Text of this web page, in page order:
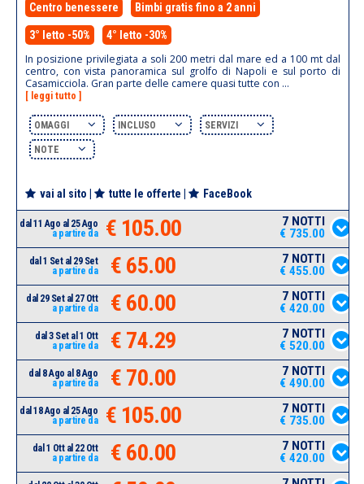
Centro benessere Bimbi gratis fino a 2 anni
3° letto -50% 4° letto -30%
In posizione privilegiata a soli 200 metri dal mare ed a 100 mt dal
centro, con vista panoramica sul grolfo di Napoli e sul porto di
Casamicciola. Gran parte delle camere quasi tutte con ...
[ leggi tutto ]
OMAGGI INCLUSO SERVIZI
NOTE
vai al sito tutte le offerte FaceBook
dal 11 Ago al 25 Ago
a partire da
€ 105.00
7 NOTTI
€ 735.00
dal 1 Set al 29 Set
a partire da
€ 65.00
7 NOTTI
€ 455.00
dal 29 Set al 27 Ott
a partire da
€ 60.00
7 NOTTI
€ 420.00
dal 3 Set al 1 Ott
a partire da
€ 74.29
7 NOTTI
€ 520.00
dal 8 Ago al 8 Ago
a partire da
€ 70.00
7 NOTTI
€ 490.00
dal 18 Ago al 25 Ago
a partire da
€ 105.00
7 NOTTI
€ 735.00
dal 1 Ott al 22 Ott
a partire da
€ 60.00
7 NOTTI
€ 420.00